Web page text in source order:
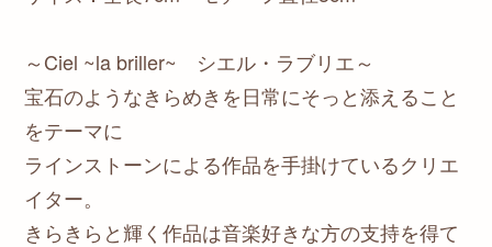
～Ciel ~la briller~ シエル・ラブリエ～
宝石のようなきらめきを日常にそっと添えること
をテーマに
ラインストーンによる作品を手掛けているクリエ
イター。
きらきらと輝く作品は音楽好きな方の支持を得て